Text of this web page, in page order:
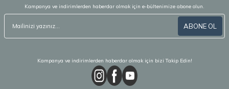
Kampanya ve indirimlerden haberdar olmak için e-bültenimize abone olun.
ABONE OL
Kampanya ve indirimlerden haberdar olmak için bizi Takip Edin!